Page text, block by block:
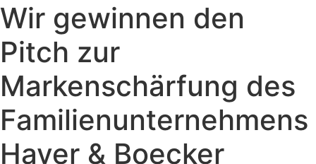
Wir gewinnen den
Pitch zur
Markenschärfung des
Familienunternehmens
Haver & Boecker